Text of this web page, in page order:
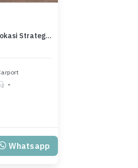
New Rumah Indent Semi Villa 2Lt Lokasi Strategis di Jimbaran
-
Whatsapp